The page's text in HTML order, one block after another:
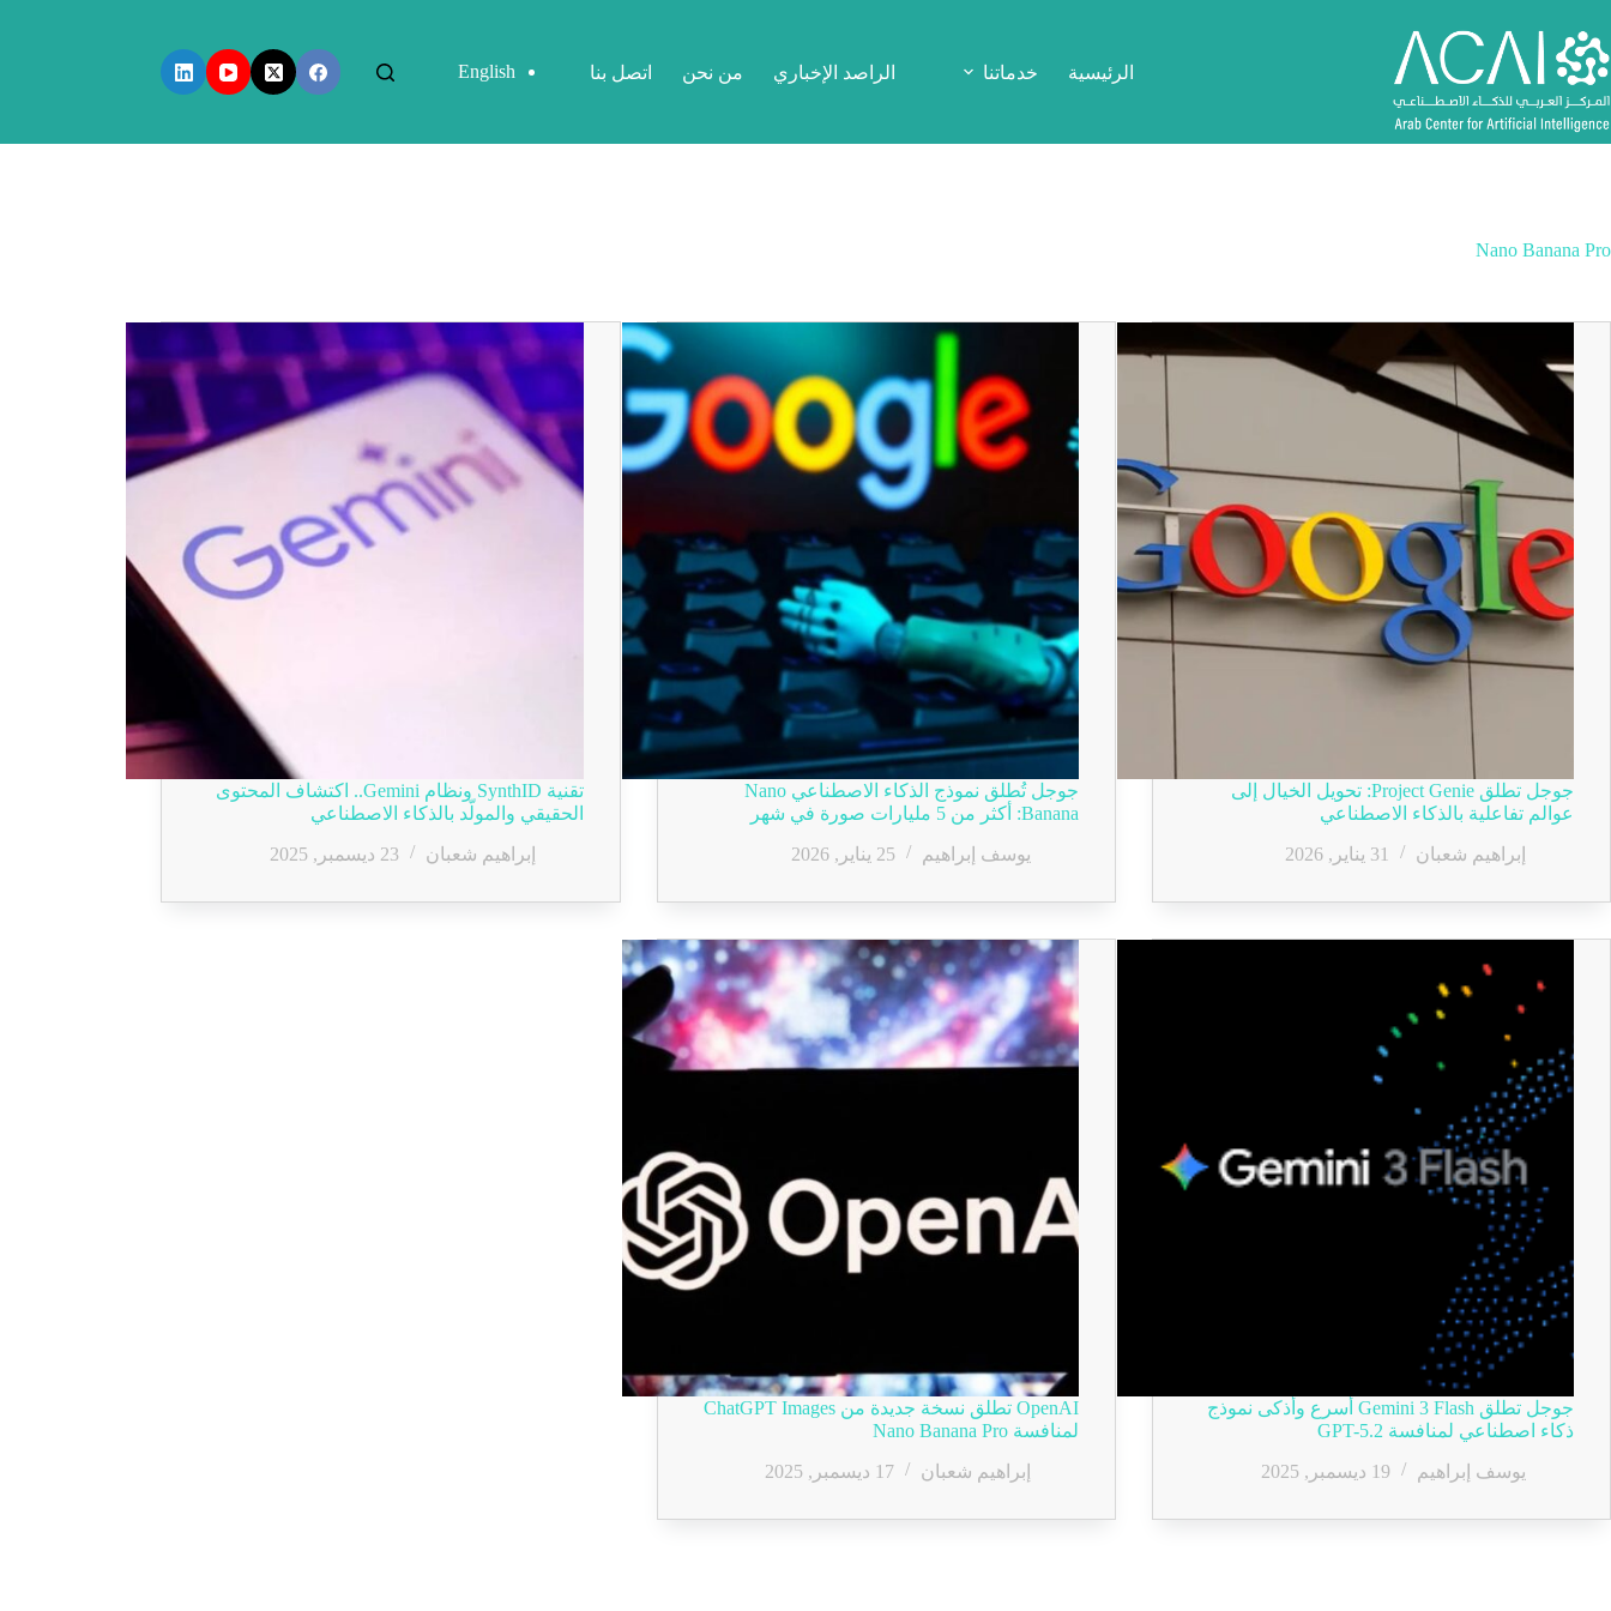
إلى
المحتوى
الرئيسية خدماتنا الراصد الإخباري من نحن اتصل بنا English
Nano Banana Pro
جوجل تطلق Project Genie: تحويل الخيال إلى
عوالم تفاعلية بالذكاء الاصطناعي
إبراهيم شعبان
31 يناير, 2026
جوجل تُطلق نموذج الذكاء الاصطناعي Nano
Banana: أكثر من 5 مليارات صورة في شهر
يوسف إبراهيم
25 يناير, 2026
تقنية SynthID ونظام Gemini.. اكتشاف المحتوى
الحقيقي والمولّد بالذكاء الاصطناعي
إبراهيم شعبان
23 ديسمبر, 2025
جوجل تطلق Gemini 3 Flash أسرع وأذكى نموذج
ذكاء اصطناعي لمنافسة GPT-5.2
يوسف إبراهيم
19 ديسمبر, 2025
OpenAI تطلق نسخة جديدة من ChatGPT Images
لمنافسة Nano Banana Pro
إبراهيم شعبان
17 ديسمبر, 2025